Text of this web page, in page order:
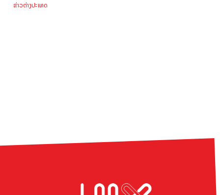
ຂ່າວຕ່າງປະເທດ